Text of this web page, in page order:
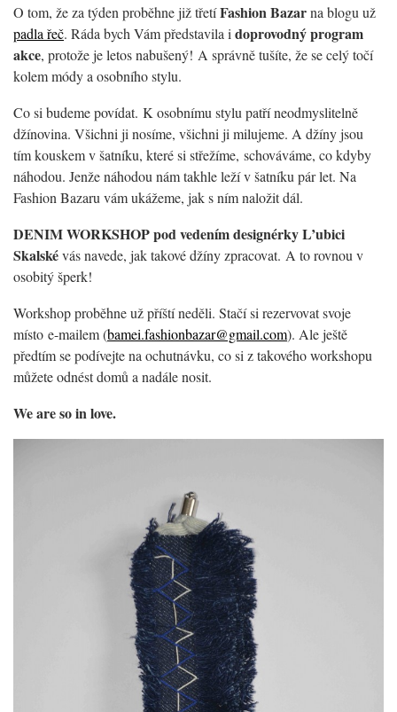
O tom, že za týden proběhne již třetíFashion Bazarna blogu už
padla řeč. Ráda bych Vám představila i doprovodný program
akce, protože je letos nabušený! A správně tušíte, že se celý točí
kolem módy a osobního stylu.
Co si budeme povídat. K osobnímu stylu patří neodmyslitelně
džínovina. Všichni ji nosíme, všichni ji milujeme. A džíny jsou
tím kouskem v šatníku, které si střežíme, schováváme, co kdyby
náhodou. Jenže náhodou nám takhle leží v šatníku pár let. Na
Fashion Bazaru vám ukážeme, jak s ním naložit dál.
DENIM WORKSHOP pod vedením designérky L’ubici
Skalskévás navede, jak takové džíny zpracovat. A to rovnou v
osobitý šperk!
Workshop proběhne už příští neděli. Stačí si rezervovat svoje
místo e-mailem (bamei.fashionbazar@gmail.com). Ale ještě
předtím se podívejte na ochutnávku, co si z takového workshopu
můžete odnést domů a nadále nosit.
We are so in love.